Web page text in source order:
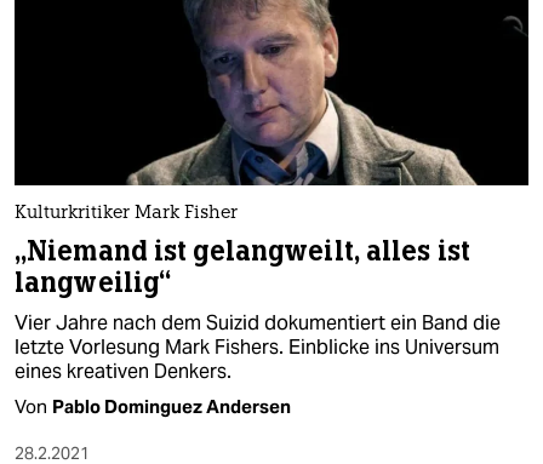
Kulturkritiker Mark Fisher
„Niemand ist gelangweilt, alles ist
langweilig“
Vier Jahre nach dem Suizid dokumentiert ein Band die
letzte Vorlesung Mark Fishers. Einblicke ins Universum
eines kreativen Denkers.
Von Pablo Dominguez Andersen
28.2.2021